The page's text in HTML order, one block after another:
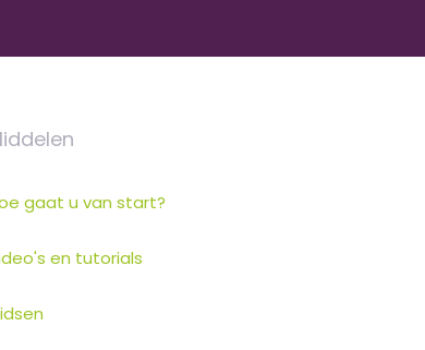
gaat u van start?
en tutorials